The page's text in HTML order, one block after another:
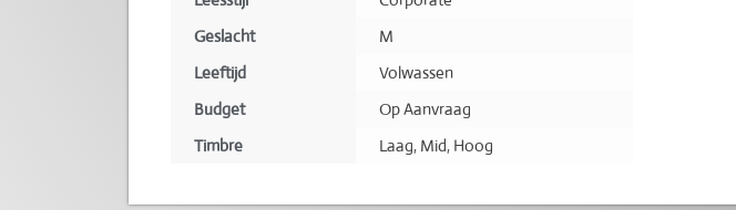
Geslacht
M
Leeftijd
Volwassen
Budget
Op Aanvraag
Timbre
Laag, Mid, Hoog